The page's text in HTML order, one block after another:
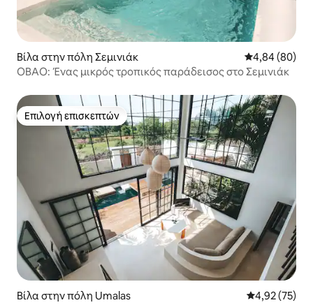
Βίλα στην πόλη Σεμινιάκ Μέση
4,84 (80)
OBAO: Ένας μικρός τροπικός παράδεισος στο Σεμινιάκ
Επιλογή επισκεπτών
Επιλογή επισκεπτών
Βίλα στην πόλη Umalas Μέση
4,92 (75)